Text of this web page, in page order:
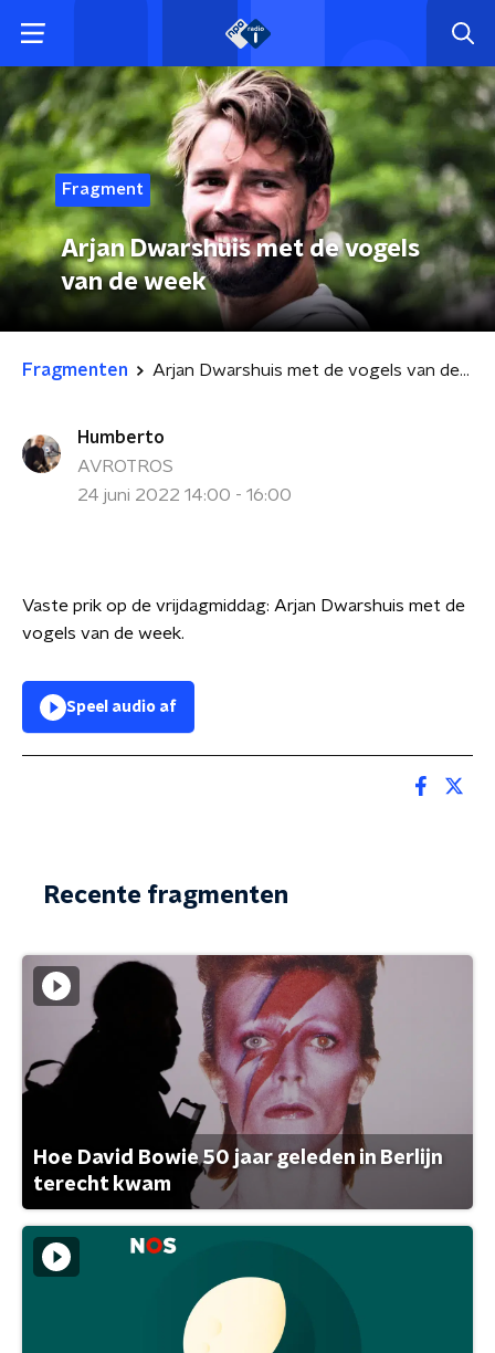
Fragment
Arjan Dwarshuis met de vogels
van de week
Fragmenten Arjan Dwarshuis met de vogels van de week
Humberto
AVROTROS
24 juni 2022 14:00 - 16:00
Vaste prik op de vrijdagmiddag: Arjan Dwarshuis met de
vogels van de week.
Speel audio af
Recente fragmenten
Hoe David Bowie 50 jaar geleden in Berlijn
terecht kwam